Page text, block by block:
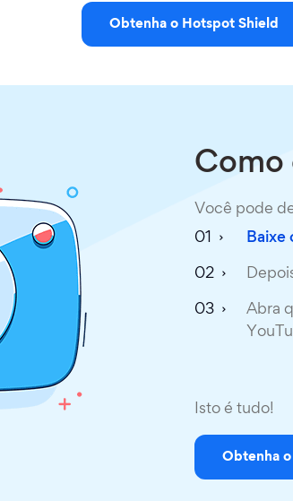
Obtenha o Hotspot Shield
Como
Você pode
Baixe
Abra
Isto é tudo!
Obtenha